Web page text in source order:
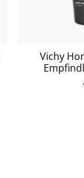
Vichy